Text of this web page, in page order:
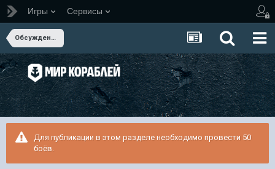
Игры Сервисы
Обсуждение Мира Кораблей
Для публикации в этом разделе необходимо провести 50
боёв.